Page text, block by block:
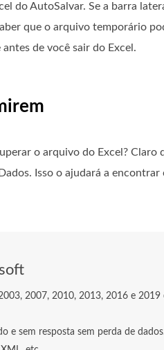
do AutoSalvar. Se a barra
que o arquivo temporário
de você sair do Excel.
o arquivo do Excel? Claro
Isso o ajudará a
2007, 2010, 2013, 2016 e 2019
e sem resposta sem perda de